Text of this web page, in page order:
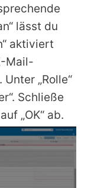
lässt du
aktiviert
Mail-
„Rolle“
Schließe
„OK“ ab.